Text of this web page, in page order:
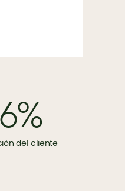
del cliente